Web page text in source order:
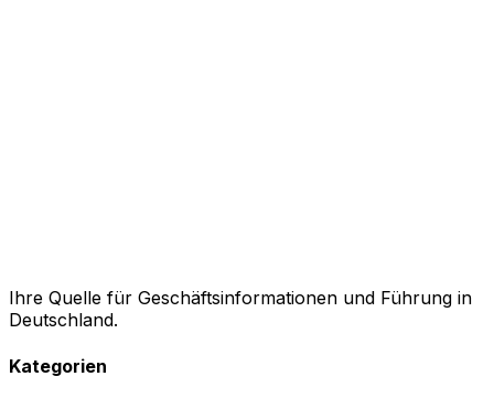
Ihre Quelle für Geschäftsinformationen und Führung in
Deutschland.
Kategorien